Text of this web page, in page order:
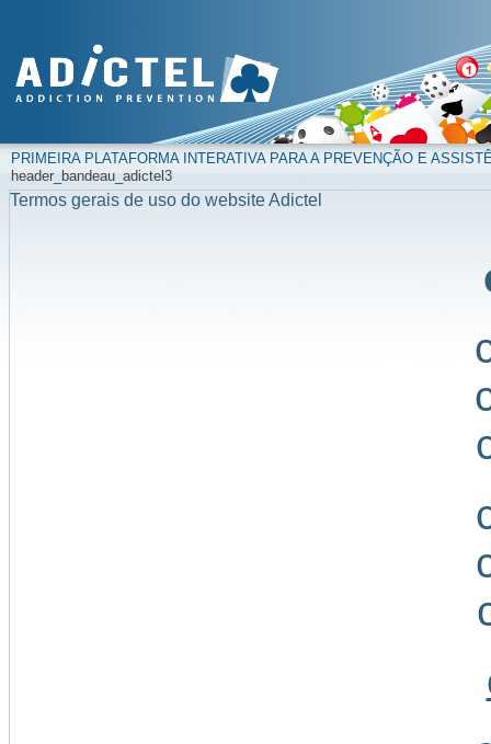
PRIMEIRA PLATAFORMA INTERATIVA PARA A PREVENÇÃO E
header_bandeau_adictel3
Termos gerais de uso do website Adictel